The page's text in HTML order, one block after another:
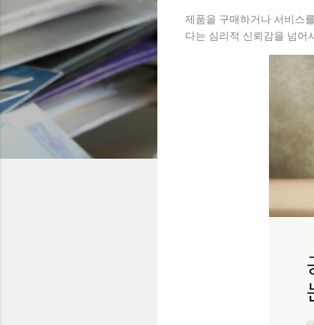
제품을 구매하거나 서비스
다는 심리적 신뢰감을 넘어